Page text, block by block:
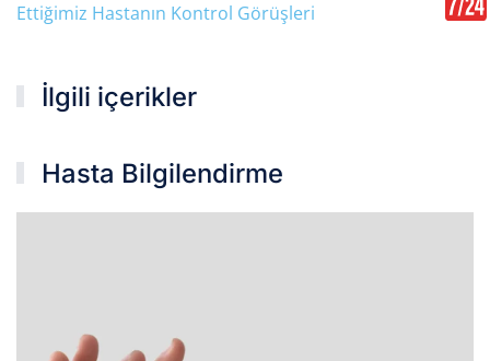
Ettiğimiz Hastanın Kontrol Görüşleri
İlgili içerikler
Hasta Bilgilendirme